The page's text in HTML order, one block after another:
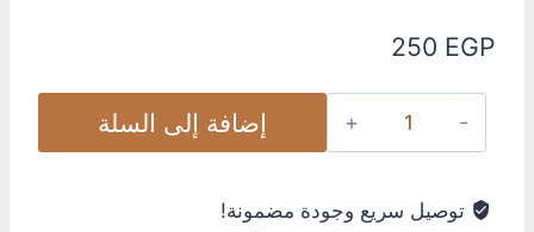
250 EGP
إضافة إلى السلة
توصيل سريع وجودة مضمونة!